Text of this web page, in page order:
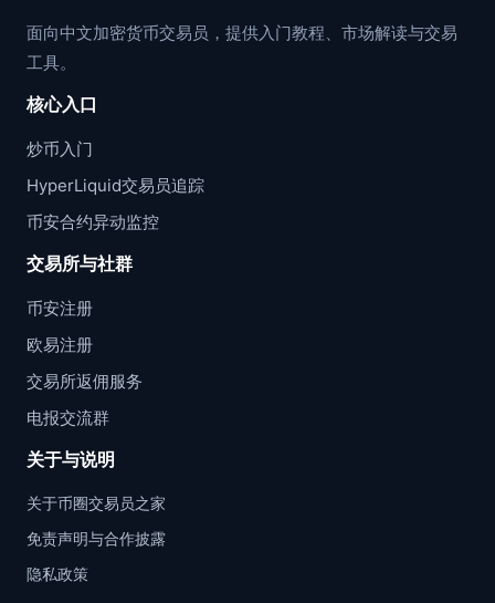
面向中文加密货币交易员，提供入门教程、市场解读与交易
工具。
核心入口
炒币入门
HyperLiquid交易员追踪
币安合约异动监控
交易所与社群
币安注册
欧易注册
交易所返佣服务
电报交流群
关于与说明
关于币圈交易员之家
免责声明与合作披露
隐私政策